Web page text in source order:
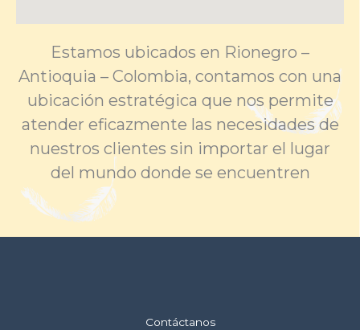
Estamos ubicados en Rionegro –
Antioquia – Colombia, contamos con una
ubicación estratégica que nos permite
atender eficazmente las necesidades de
nuestros clientes sin importar el lugar
del mundo donde se encuentren
Contáctanos